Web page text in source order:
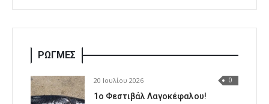
ΡΩΓΜΕΣ
20 Ιουλίου 2026 0
1o Φεστιβάλ Λαγοκέφαλου!